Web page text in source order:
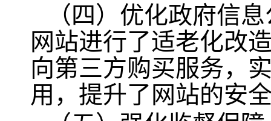
（四）优化政府信
网站进行了适老化改
向第三方购买服务，
用，提升了网站的安